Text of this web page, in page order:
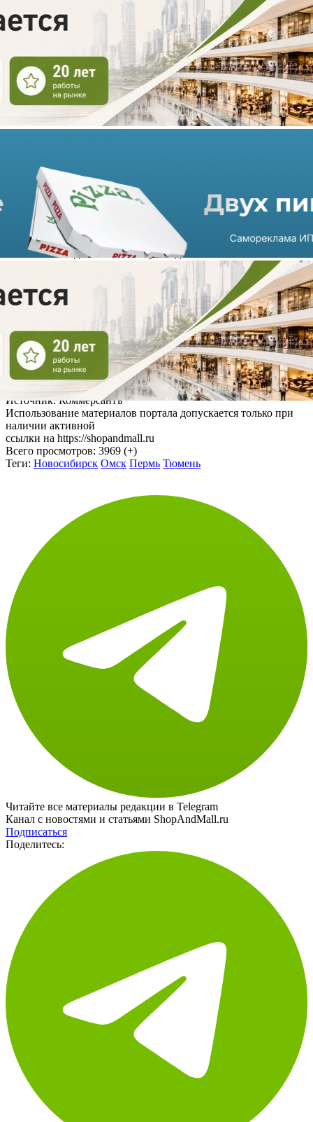
Крупная сеть «Аптека от
склада» закрывает свои
точки продаж
27.10.2023 г. в 12:44
Тюмени, Омске и Ямало-Ненецком автономном округе.
Закрытия «Аптек от склада» начались из-за банкротства
фармацевтического дистрибутора «Годовалов», владеющего
сетью и являющегося ее единственным поставщиком.
Летом 2022 года налоговая служба доначислила компании 376
млн рублей налогов и взносов. Позже производитель
укупорочных средств «Еврокэп» и «Сбербанк» подали
заявления о банкротстве «Годовалова». Осенью прошлого
года дистрибутор объявил о ликвидации компании.
Напомним, ранее другая
сеть аптек «36,6» приобрела
объединенную аптечную сеть «ЛекОптТорг» и «Родник
здоровья» в Санкт-Петербурге и области.
*Фото: gorliniya.ru
Источник: Коммерсантъ
Использование материалов портала допускается только при
наличии активной
ссылки на https://shopandmall.ru
Всего просмотров:3969 (+)
Теги:Новосибирск Омск Пермь Тюмень
Читайте все материалы редакции в Telegram
Канал с новостями и статьями ShopAndMall.ru
Подписаться
Поделитесь: